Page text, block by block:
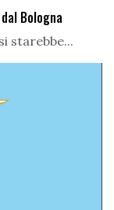
Bologna
starebbe...